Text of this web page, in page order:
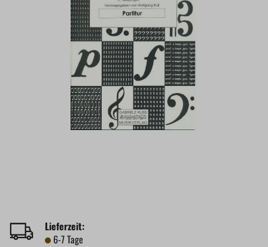
Lieferzeit:
6-7 Tage